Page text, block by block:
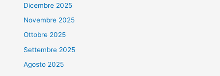
Dicembre 2025
Novembre 2025
Ottobre 2025
Settembre 2025
Agosto 2025